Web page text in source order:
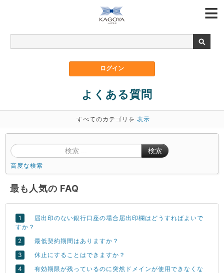
よくある質問
すべてのカテゴリを 表示
検索
高度な検索
最も人気の FAQ
届出印のない銀行口座の場合届出印欄はどうすればよいで
すか？
最低契約期間はありますか？
休止にすることはできますか？
有効期限が残っているのに突然ドメインが使用できなくな